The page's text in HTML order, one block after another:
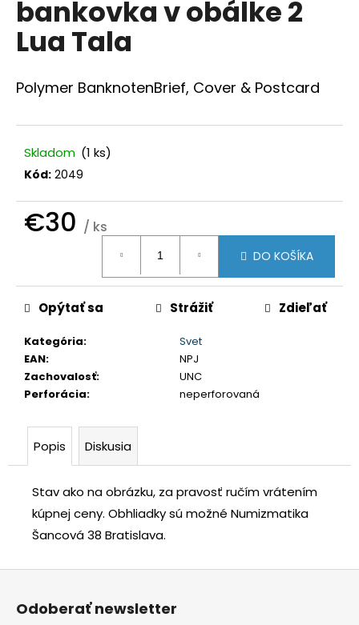
bankovka v obálke 2
Lua Tala
Polymer BanknotenBrief, Cover & Postcard
Skladom (1 ks)
Kód: 2049
€30 / ks
DO KOŠÍKA
Kategória:
Svet
EAN:
NPJ
Zachovalosť:
UNC
Perforácia: neperforovaná
Opýtať sa Strážiť Zdieľať
Popis Diskusia
Stav ako na obrázku, za pravosť ručím vrátením
kúpnej ceny. Obhliadky sú možné Numizmatika
Šancová 38 Bratislava.
á
j
ť
d
o
ú
č
a
m
JOZEF
GRAJCIAR
1769
Z
Odoberať newsletter